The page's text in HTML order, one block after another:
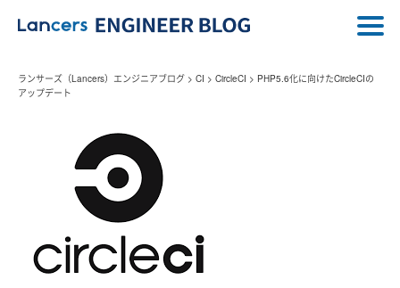
ランサーズ（Lancers）エンジニアブログ > CI > CircleCI > PHP5.6化に向けたCircleCIの
アップデート